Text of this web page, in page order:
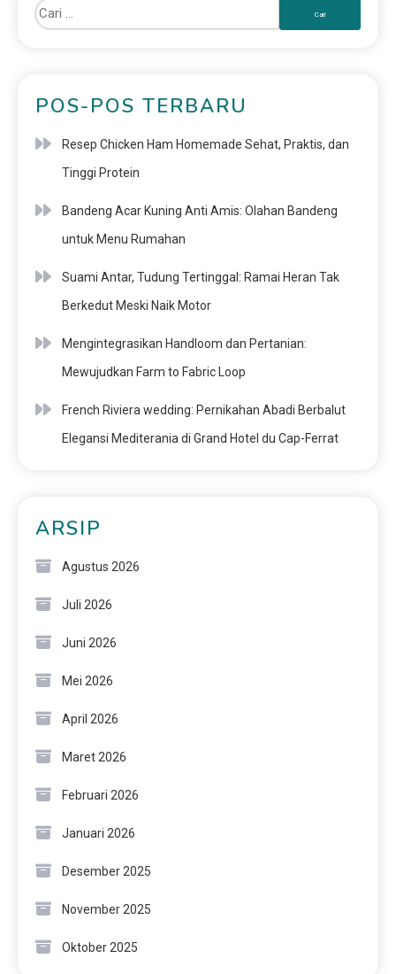
POS-POS TERBARU
Resep Chicken Ham Homemade Sehat, Praktis, dan
Tinggi Protein
Bandeng Acar Kuning Anti Amis: Olahan Bandeng
untuk Menu Rumahan
Suami Antar, Tudung Tertinggal: Ramai Heran Tak
Berkedut Meski Naik Motor
Mengintegrasikan Handloom dan Pertanian:
Mewujudkan Farm to Fabric Loop
French Riviera wedding: Pernikahan Abadi Berbalut
Elegansi Mediterania di Grand Hotel du Cap-Ferrat
ARSIP
Agustus 2026
Juli 2026
Juni 2026
Mei 2026
April 2026
Maret 2026
Februari 2026
Januari 2026
Desember 2025
November 2025
Oktober 2025